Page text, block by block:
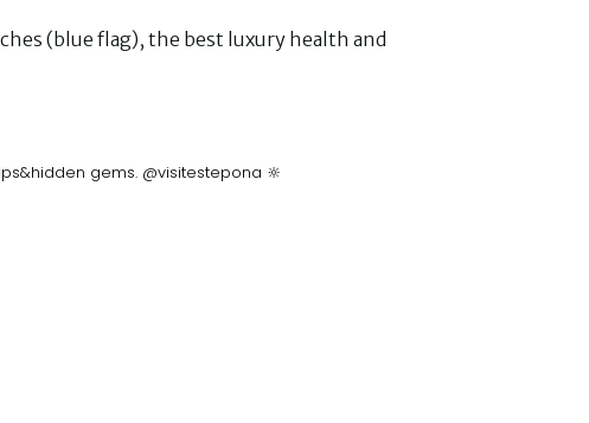
(blue flag), the best luxury health and
gems. @visitestepona 🔆